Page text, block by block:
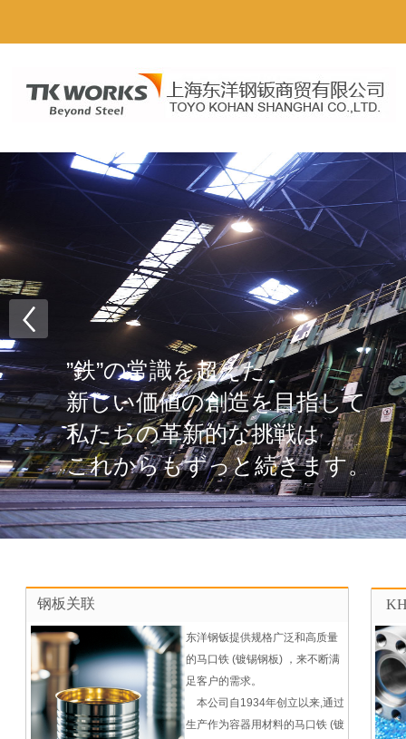
”鉄”の常識を超えた
新しい価値の創造を目指して
私たちの革新的な挑戦は
これからもずっと続きます。
钢板关联
东洋钢钣提供规格广泛和高质量
的马口铁 (镀锡钢板) ，来不断满
足客户的需求。
本公司自1934年创立以来,通过
生产作为容器用材料的马口铁 (镀